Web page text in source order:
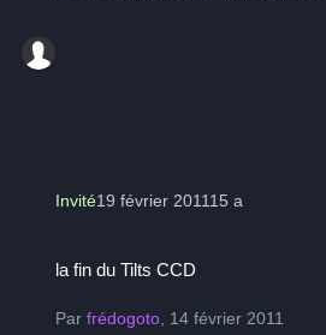
Invité19 février 201115 a
la fin du Tilts CCD
Parfrédogoto 14 février 2011